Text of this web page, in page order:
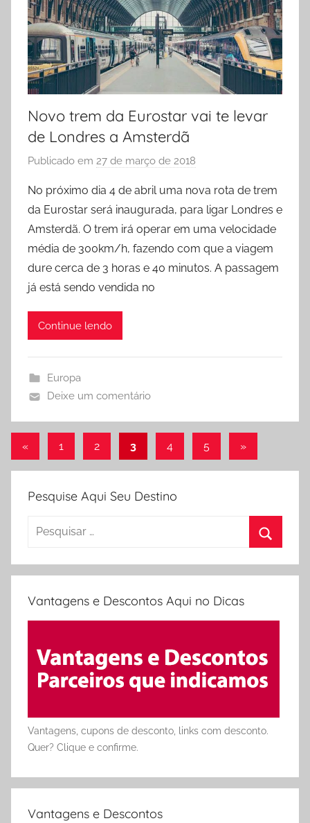
Novo trem da Eurostar vai te levar
de Londres a Amsterdã
Publicado em 27 de março de 2018
r
P
r
i
s
l
No próximo dia 4 de abril uma nova rota de trem
da Eurostar será inaugurada, para ligar Londres e
Amsterdã. O trem irá operar em uma velocidade
média de 300km/h, fazendo com que a viagem
dure cerca de 3 horas e 40 minutos. A passagem
já está sendo vendida no
Continue lendo
Europa
Deixe um comentário
Navegação
por
posts
«Post
1 2 3 4 5
Post
»
Pesquise Aqui Seu Destino
Pesquisar
Vantagens e Descontos Aqui no Dicas
Vantagens, cupons de desconto, links com desconto.
Quer? Clique e confirme.
Vantagens e Descontos